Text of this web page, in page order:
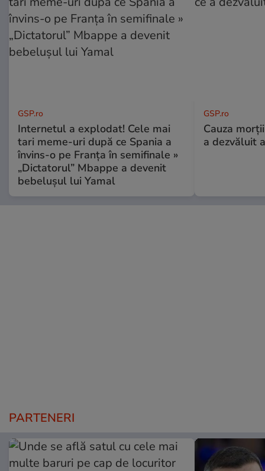
GSP.ro
Internetul a explodat! Cele mai
tari meme-uri după ce Spania a
învins-o pe Franța în semifinale »
„Dictatorul” Mbappe a devenit
bebelușul lui Yamal
GSP.ro
Cauza
a dezvăluit
PARTENERI